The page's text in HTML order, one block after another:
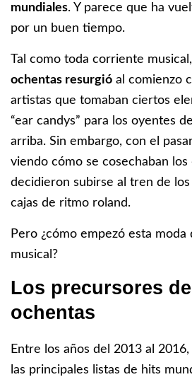
mundiales. Y parece que ha
por un buen tiempo.
Tal como toda corriente
ochentas resurgió al comienzo
artistas que tomaban ciertos
“ear candys” para los oyentes
arriba. Sin embargo, con el
viendo cómo se cosechaban los
decidieron subirse al tren de
cajas de ritmo roland.
Pero ¿cómo empezó esta moda
musical ?
Los precursores
ochentas
Entre los años del 2013 al
las principales listas de hits